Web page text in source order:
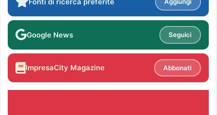
Aggiungi
Google News Seguici
ImpresaCity Magazine Abbonati